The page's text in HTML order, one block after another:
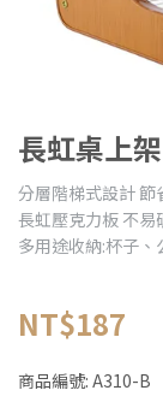
長虹桌上
分層階梯式設計 節
長虹壓克力板 不易
多用途收納:杯子、
NT$187
商品編號: A310-B